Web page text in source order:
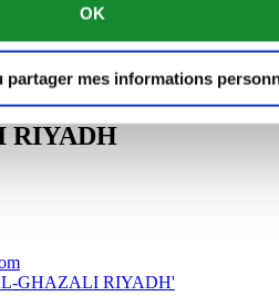
OK
partager mes informations
GHAZALI RIYADH'
RIYADH
GHAZALI RIYADH'